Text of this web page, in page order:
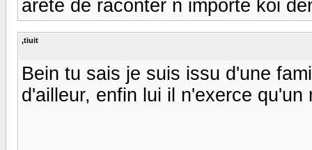
arete de raconter n importe koi
,tiuit
Bein tu sais je suis issu d'une
d'ailleur, enfin lui il n'exerce